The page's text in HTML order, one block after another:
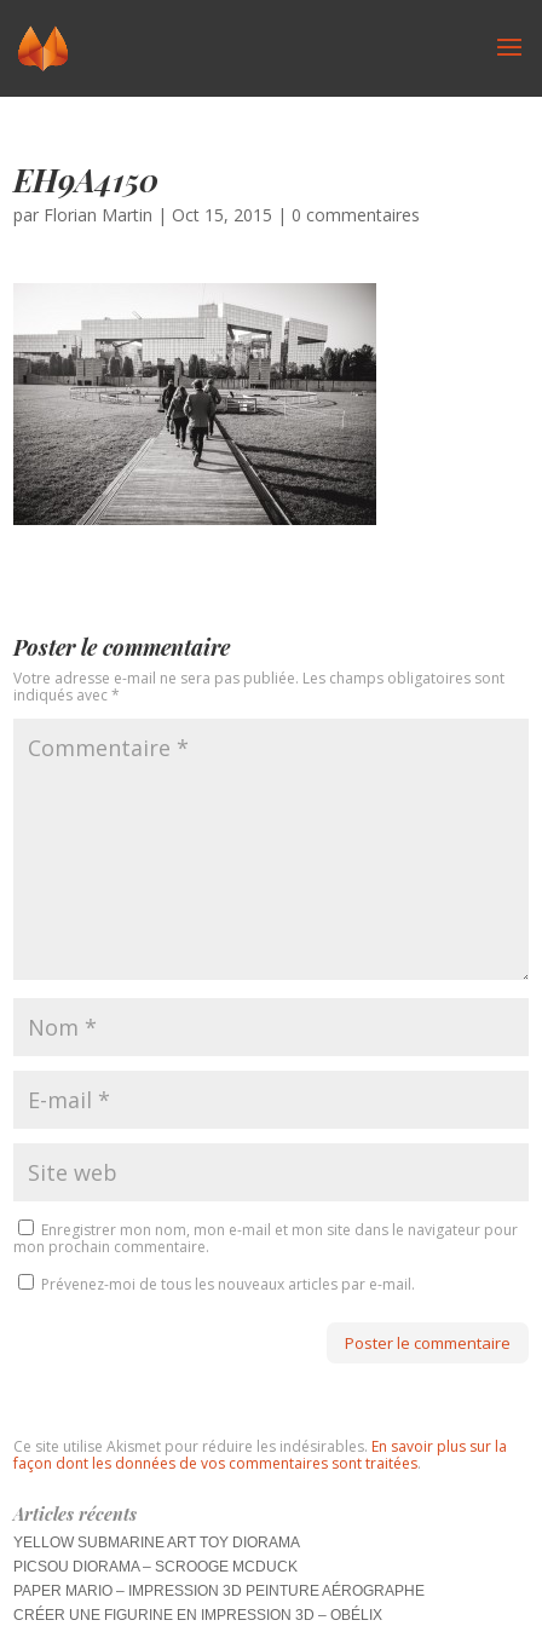
EH9A4150
par Florian Martin | Oct 15, 2015 | 0 commentaires
Poster le commentaire
Votre adresse e-mail ne sera pas publiée. Les champs obligatoires sont
indiqués avec*
Enregistrer mon nom, mon e-mail et mon site dans le navigateur pour
mon prochain commentaire.
Prévenez-moi de tous les nouveaux articles par e-mail.
Ce site utilise Akismet pour réduire les indésirables. En savoir plus sur la
façon dont les données de vos commentaires sont traitées.
Articles récents
YELLOW SUBMARINE ART TOY DIORAMA
PICSOU DIORAMA – SCROOGE MCDUCK
PAPER MARIO – IMPRESSION 3D PEINTURE AÉROGRAPHE
CRÉER UNE FIGURINE EN IMPRESSION 3D – OBÉLIX